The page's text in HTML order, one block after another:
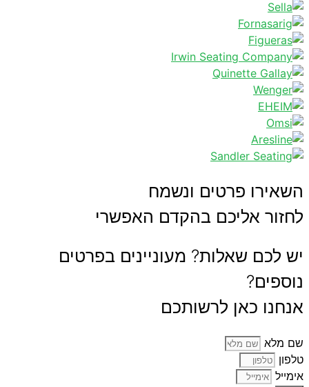
השאירו פרטים ונשמח
לחזור אליכם בהקדם האפשרי
יש לכם שאלות? מעוניינים בפרטים
נוספים?
אנחנו כאן לרשותכם
שם מלא
טלפון
אימייל